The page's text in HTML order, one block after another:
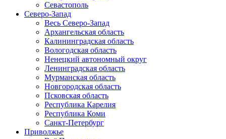
Севастополь
Северо-Запад
Весь Северо-Запад
Архангельская область
Калининградская область
Вологодская область
Ненецкий автономный округ
Ленинградская область
Мурманская область
Новгородская область
Псковская область
Республика Карелия
Республика Коми
Санкт-Петербург
Приволжье